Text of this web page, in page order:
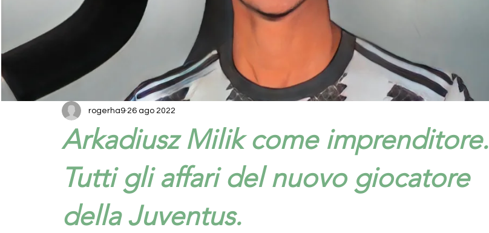
Arkadiusz Milik come imprenditore.
Tutti gli affari del nuovo giocatore
della Juventus.
rogerha9 26 ago 2022